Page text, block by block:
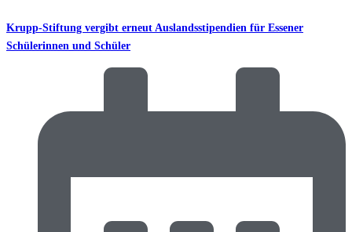
Krupp-Stiftung vergibt erneut Auslandsstipendien für Essener
Schülerinnen und Schüler